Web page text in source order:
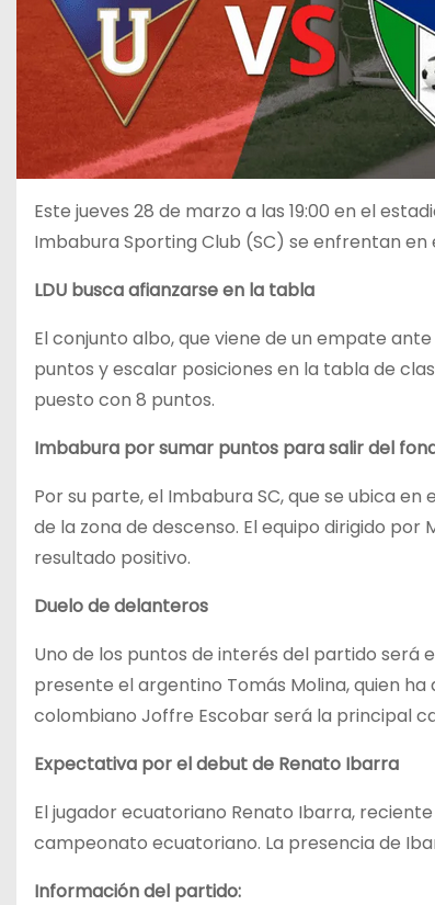
Este jueves 28 de marzo a las 19:00 en el
Imbabura Sporting Club (SC) se enfrentan
LDU busca afianzarse en la tabla
El conjunto albo, que viene de un empate
puntos y escalar posiciones en la tabla de
puesto con 8 puntos.
Imbabura por sumar puntos para salir del
Por su parte, el Imbabura SC, que se ubica
de la zona de descenso. El equipo dirigido
resultado positivo.
Duelo de delanteros
Uno de los puntos de interés del partido será
presente el argentino Tomás Molina, quien
colombiano Joffre Escobar será la principal
Expectativa por el debut de Renato Ibarra
El jugador ecuatoriano Renato Ibarra,
campeonato ecuatoriano. La presencia de
Información del partido: